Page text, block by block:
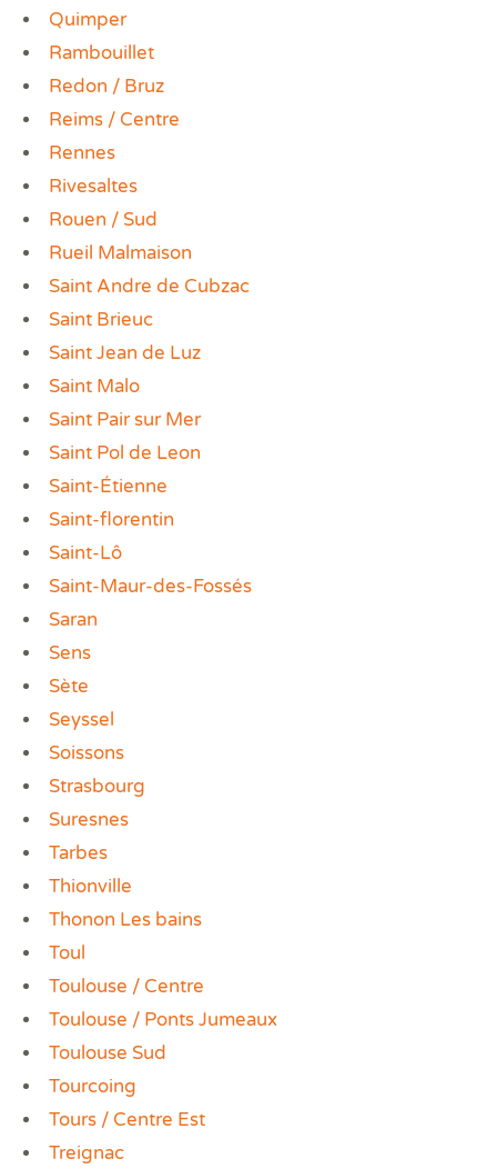
Quimper
Rambouillet
Redon / Bruz
Reims / Centre
Rennes
Rivesaltes
Rouen / Sud
Rueil Malmaison
Saint Andre de Cubzac
Saint Brieuc
Saint Jean de Luz
Saint Malo
Saint Pair sur Mer
Saint Pol de Leon
Saint-Étienne
Saint-florentin
Saint-Lô
Saint-Maur-des-Fossés
Saran
Sens
Sète
Seyssel
Soissons
Strasbourg
Suresnes
Tarbes
Thionville
Thonon Les bains
Toul
Toulouse / Centre
Toulouse / Ponts Jumeaux
Toulouse Sud
Tourcoing
Tours / Centre Est
Treignac